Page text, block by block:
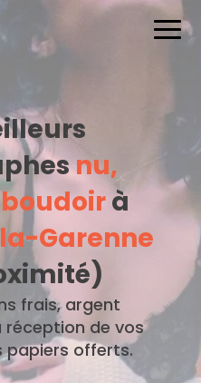
nu,
à
Garenne
frais, argent
réception de vos
papiers offerts.